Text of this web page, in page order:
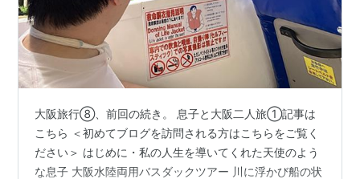
大阪旅行⑧、前回の続き。 息子と大阪二人旅①記事は
こちら ＜初めてブログを訪問される方はこちらをご覧く
ださい＞ はじめに・私の人生を導いてくれた天使のよう
な息子 大阪水陸両用バスダックツアー 川に浮かび船の状